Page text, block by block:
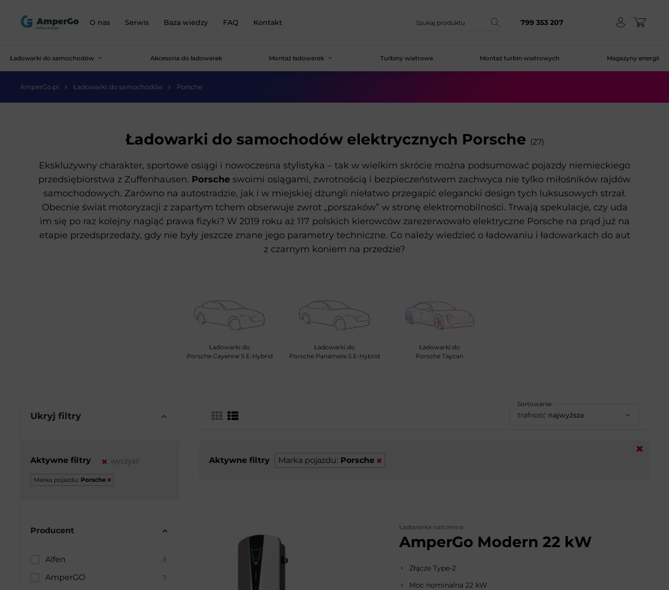
O nas Serwis Baza wiedzy FAQ Kontakt 799 353 207
Ładowarki do samochodów Akcesoria do ładowarek Montaż ładowarek Turbiny wiatrowe Montaż turbin wiatrowych Magazyny energii
AmperGo.pl Ładowarki do samochodów Porsche
Ładowarki do samochodów elektrycznych Porsche (27)
Ekskluzywny charakter, sportowe osiągi i nowoczesna stylistyka – tak w wielkim skrócie można podsumować pojazdy niemieckiego
przedsiębiorstwa z Zuffenhausen. Porsche swoimi osiągami, zwrotnością i bezpieczeństwem zachwyca nie tylko miłośników rajdów
samochodowych. Zarówno na autostradzie, jak i w miejskiej dżungli niełatwo przegapić elegancki design tych luksusowych strzał.
Obecnie świat motoryzacji z zapartym tchem obserwuje zwrot „porszaków” w stronę elektromobilności. Trwają spekulacje, czy uda
im się po raz kolejny nagiąć prawa fizyki? W 2019 roku aż 117 polskich kierowców zarezerwowało elektryczne Porsche na prąd już na
etapie przedsprzedaży, gdy nie były jeszcze znane jego parametry techniczne. Co należy wiedzieć o ładowaniu i ładowarkach do aut
z czarnym koniem na przedzie?
Ładowarki do
Porsche Cayenne S E-Hybrid
Ładowarki do
Porsche Panamera S E-Hybrid
Ładowarki do
Porsche Taycan
Ukryj filtry
Sortowanie
trafność najwyższa
Aktywne filtry wyczyść
Marka pojazdu: Porsche
Producent
Alfen 3
AmperGO 7
Aktywne filtry Marka pojazdu: Porsche
Ładowarka naścienna
AmperGo Modern 22 kW
Złącze Type-2
Moc nominalna 22 kW